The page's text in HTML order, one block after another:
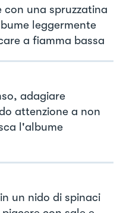
una spruzzatina
leggermente
a fiamma bassa
adagiare
attenzione a non
l'albume
un nido di spinaci